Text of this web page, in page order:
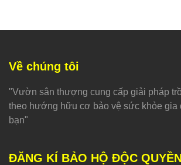
Về chúng tôi
"Vườn sân thượng cung cấp giải pháp
theo hướng hữu cơ bảo vệ sức khỏe gia
bạn"
ĐĂNG KÍ BẢO HỘ ĐỘC QUYỀN